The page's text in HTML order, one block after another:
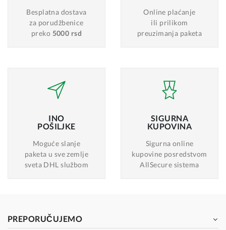
Besplatna dostava
za porudžbenice
preko 5000 rsd
Online plaćanje
ili prilikom
preuzimanja paketa
INO
POŠILJKE
Moguće slanje
paketa u sve zemlje
sveta DHL službom
SIGURNA
KUPOVINA
Sigurna online
kupovine posredstvom
AllSecure sistema
PREPORUČUJEMO